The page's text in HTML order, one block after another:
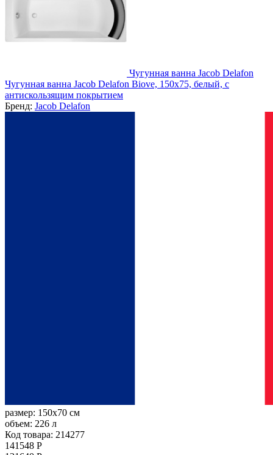
Чугунная ванна Jacob Delafon
Чугунная ванна Jacob Delafon Biove, 150x75, белый, с
антискользящим покрытием
Бренд: Jacob Delafon
размер: 150x70 см
объем: 226 л
Код товара: 214277
141548 Р